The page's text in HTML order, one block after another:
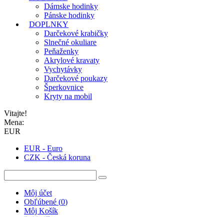
Dámske hodinky
Pánske hodinky
DOPLNKY
Darčekové krabičky
Slnečné okuliare
Peňaženky
Akrylové kravaty
Vychytávky
Darčekové poukazy
Šperkovnice
Kryty na mobil
Vitajte!
Mena:
EUR
EUR - Euro
CZK - Česká koruna
Môj účet
Obľúbené (0)
Môj Košík